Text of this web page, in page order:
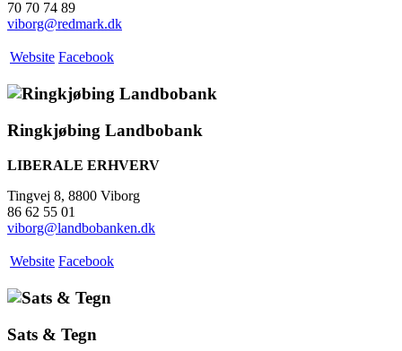
70 70 74 89
viborg@redmark.dk
Website Facebook
Ringkjøbing Landbobank
LIBERALE ERHVERV
Tingvej 8, 8800 Viborg
86 62 55 01
viborg@landbobanken.dk
Website Facebook
Sats & Tegn